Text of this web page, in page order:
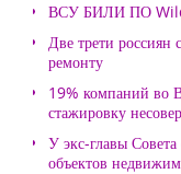
ВСУ БИЛИ ПО
Две трети россиян
ремонту
19% компаний во
стажировку
У экс-главы
объектов